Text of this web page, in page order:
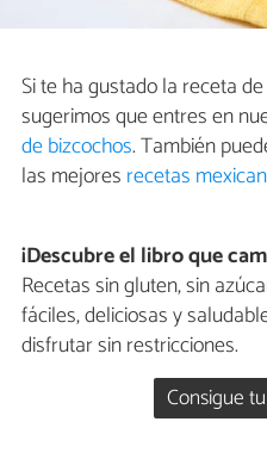
Si te ha gustado la receta de
sugerimos que entres en
de bizcochos. También
las mejores recetas
¡Descubre el libro que
Recetas sin gluten, sin
fáciles, deliciosas y
disfrutar sin restricciones.
Consigue